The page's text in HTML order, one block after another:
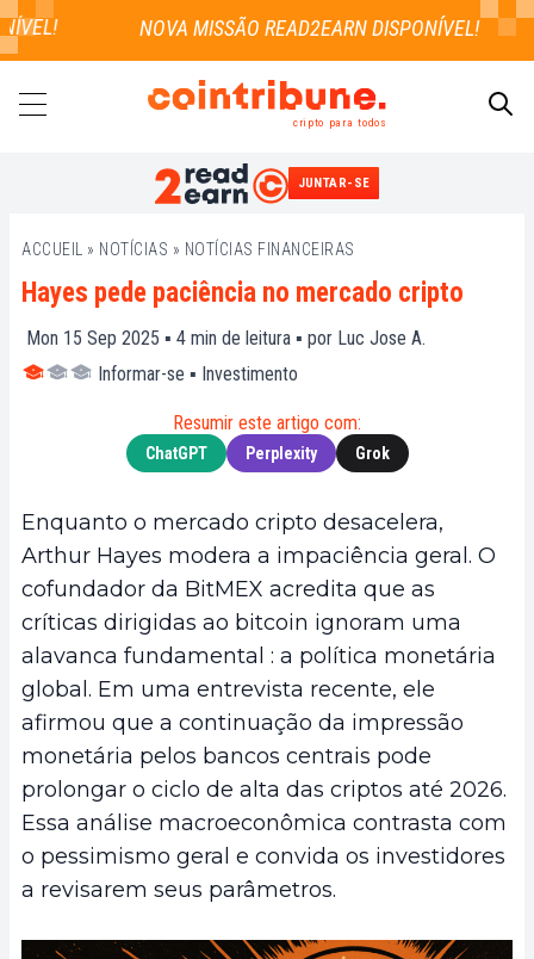
cripto para todos
JUNTAR-SE
ACCUEIL » NOTÍCIAS » NOTÍCIAS FINANCEIRAS
Hayes pede paciência no mercado cripto
Mon 15 Sep 2025 ▪ 4 min de leitura ▪ por Luc Jose A.
Informar-se ▪ Investimento
Resumir este artigo com:
ChatGPT Perplexity Grok
Enquanto o mercado cripto desacelera,
Arthur Hayes modera a impaciência geral. O
cofundador da BitMEX acredita que as
críticas dirigidas ao bitcoin ignoram uma
alavanca fundamental : a política monetária
global. Em uma entrevista recente, ele
afirmou que a continuação da impressão
monetária pelos bancos centrais pode
prolongar o ciclo de alta das criptos até 2026.
Essa análise macroeconômica contrasta com
o pessimismo geral e convida os investidores
a revisarem seus parâmetros.